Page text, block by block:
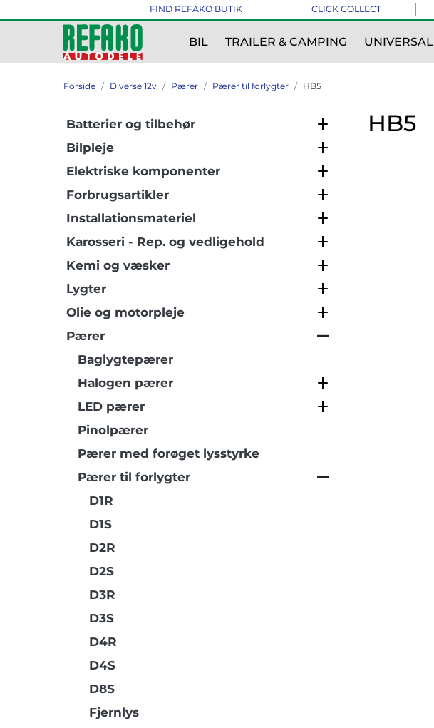
FIND REFAKO BUTIK CLICK COLLECT
BIL TRAILER & CAMPING UNIVERSAL
Forside Diverse 12v Pærer Pærer til forlygter HB5
Batterier og tilbehør
Bilpleje
Elektriske komponenter
Forbrugsartikler
Installationsmateriel
Karosseri - Rep. og vedligehold
Kemi og væsker
Lygter
Olie og motorpleje
Pærer
Baglygtepærer
Halogen pærer
LED pærer
Pinolpærer
Pærer med forøget lysstyrke
Pærer til forlygter
D1R
D1S
D2R
D2S
D3R
D3S
D4R
D4S
D8S
Fjernlys
HB5